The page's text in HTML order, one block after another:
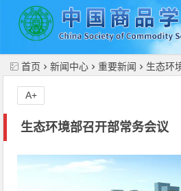
首页 新闻中心 重要新闻 生态环
生态环境部召开部常务会议
A+